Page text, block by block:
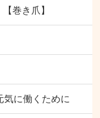
巻き爪】
に働くために